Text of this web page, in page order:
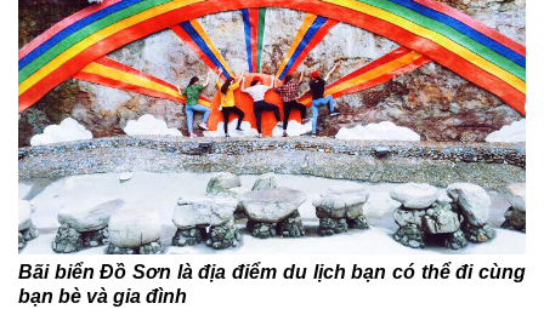
Bãi biển Đồ Sơn là địa điểm du lịch bạn có thể đi cùng
bạn bè và gia đình